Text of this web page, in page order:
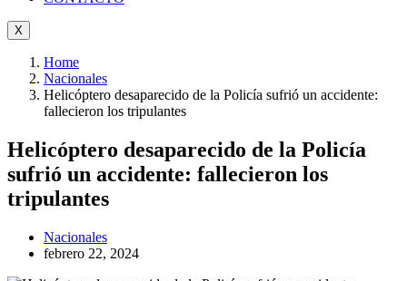
X
Home
Nacionales
Helicóptero desaparecido de la Policía sufrió un accidente:
fallecieron los tripulantes
Helicóptero desaparecido de la Policía
sufrió un accidente: fallecieron los
tripulantes
Nacionales
febrero 22, 2024